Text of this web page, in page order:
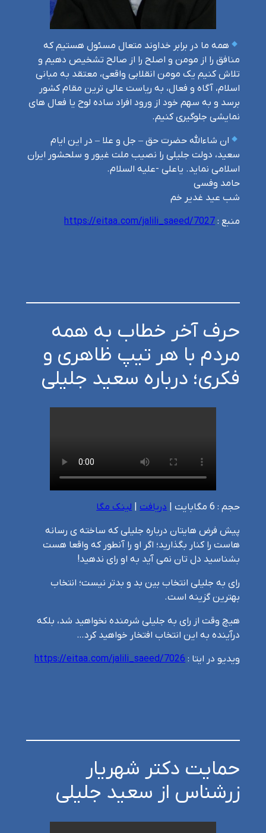
همه ما در برابر خداوند متعال مسئول هستیم که
منافق را از مومن و اصلح را از صالح تشخیص دهیم و
تلاش کنیم یک مومن انقلابی واقعی، معتقد به مبانی
اسلام، آگاه و فعال، به ریاست عالی ترین مقام کشور
برسد و به سهم خود از ورود افراد ساده لوح یا فعال های
نمایشی جلوگیری کنیم.
ان شاءالله حضرت حق – جل و علا – در این ایام
سعید، دولت جلیلی را نصیب ملت غیور و سلحشور ایران
اسلامی نماید. یاعلی -علیه السلام.
حامد وفسی
شب عید غدیر خم
منبع : https://eitaa.com/jalili_saeed/7027
حرف آخر خطاب به همه
مردم با هر تیپ ظاهری و
فکری؛ درباره سعید جلیلی
حجم : 6 مگابایت | دریافت| لینک مگا
پیش فرض هایتان درباره جلیلی که ساخته ی رسانه
هاست را کنار بگذارید؛ اگر او را آنطور که واقعا هست
بشناسید دل تان نمی آید به او رای ندهید!
رای به جلیلی انتخاب بین بد و بدتر نیست؛ انتخاب
بهترین گزینه است.
هیچ وقت از رای به جلیلی شرمنده نخواهید شد، بلکه
درآینده به این انتخاب افتخار خواهید کرد…
ویدیو در ایتا : https://eitaa.com/jalili_saeed/7026
حمایت دکتر شهریار
زرشناس از سعید جلیلی